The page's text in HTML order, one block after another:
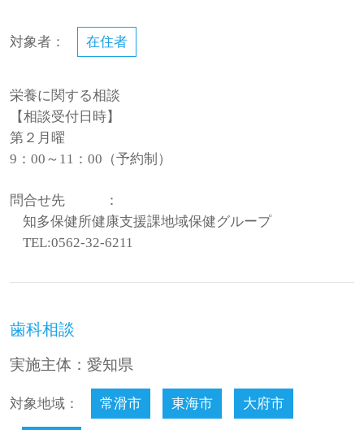
対象者： 在住者
栄養に関する相談
【相談受付日時】
第２月曜
9：00～11：00（予約制）
問合せ先
：
知多保健所健康支援課地域保健グループ
TEL:0562-32-6211
歯科相談
実施主体：愛知県
対象地域： 常滑市 東海市 大府市